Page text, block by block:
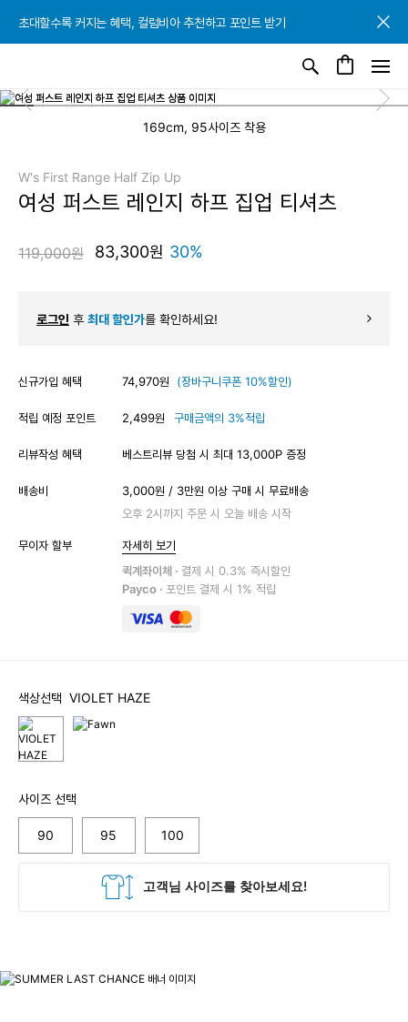
초대할수록 커지는 혜택, 컬럼비아 추천하고 포인트 받기
초대할수록 커지는 혜택, 컬럼비아 추천하고 포인트 받기
초대할수록 커지는 혜택, 컬럼비아 추천하고 포인트 받기
169cm, 95사이즈 착용
W's First Range Half Zip Up
여성 퍼스트 레인지 하프 집업 티셔츠
119,000원 83,300원 30%
로그인 후 최대 할인가를 확인하세요!
신규가입 혜택 74,970원 (장바구니쿠폰 10%할인)
적립 예정 포인트 2,499원 구매금액의 3%적립
리뷰작성 혜택 베스트리뷰 당첨 시 최대 13,000P 증정
배송비
3,000원 / 3만원 이상 구매 시 무료배송
오후 2시까지 주문 시 오늘 배송 시작
무이자 할부
자세히 보기
퀵계좌이체 · 결제 시 0.3% 즉시할인
Payco · 포인트 결제 시 1% 적립
색상선택 VIOLET HAZE
사이즈 선택
90 95 100